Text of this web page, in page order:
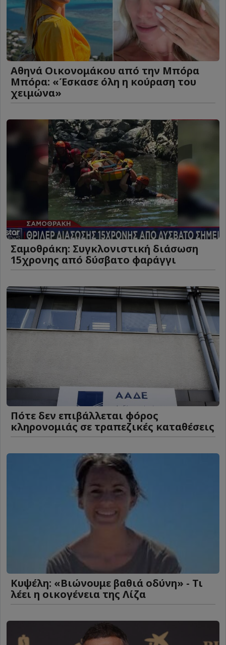
Αθηνά Οικονομάκου από την Μπόρα
Μπόρα: «Έσκασε όλη η κούραση του
χειμώνα»
Σαμοθράκη: Συγκλονιστική διάσωση
15χρονης από δύσβατο φαράγγι
Πότε δεν επιβάλλεται φόρος
κληρονομιάς σε τραπεζικές καταθέσεις
Κυψέλη: «Βιώνουμε βαθιά οδύνη» - Τι
λέει η οικογένεια της Λίζα